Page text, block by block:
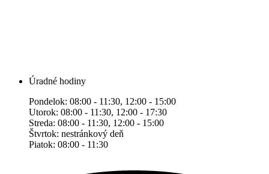
Úradné hodiny
Pondelok: 08:00 - 11:30, 12:00 - 15:00
Utorok: 08:00 - 11:30, 12:00 - 17:30
Streda: 08:00 - 11:30, 12:00 - 15:00
Štvrtok: nestránkový deň
Piatok: 08:00 - 11:30